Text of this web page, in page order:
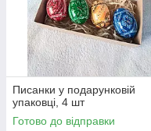
Писанки у подарунковій
упаковці, 4 шт
Готово до відправки